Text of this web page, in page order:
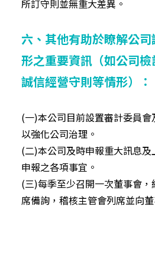
所訂守則並無重大差異。
六、其他有助於瞭解公
形之重要資訊（如公司
誠信經營守則等情形）：
(一)本公司目前設置審計委員會
以強化公司治理。
(二)本公司及時申報重大訊息
申報之各項事宜。
(三)每季至少召開一次董事會
席備詢，稽核主管會列席並向